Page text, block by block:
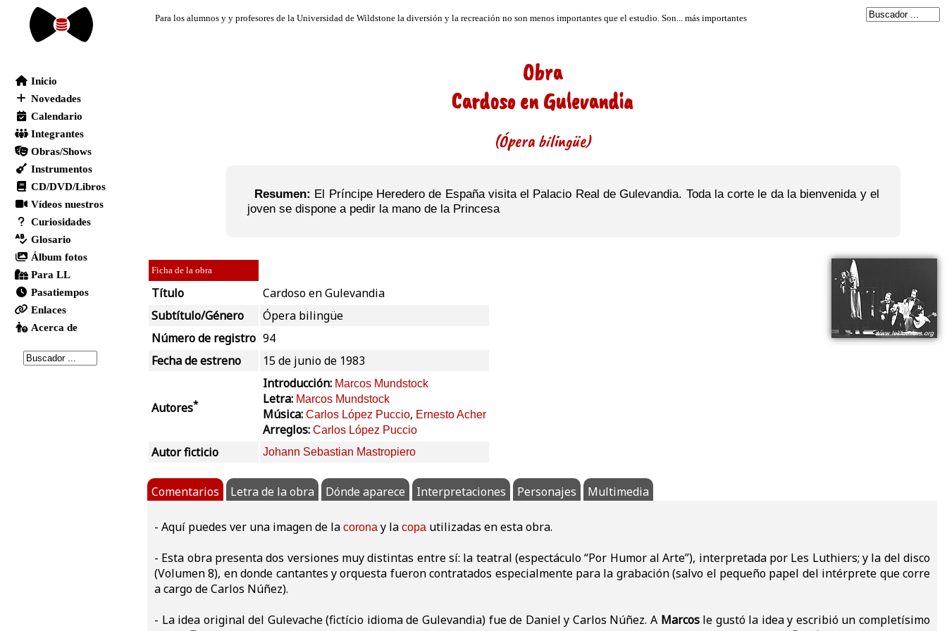
Obra
Cardoso en Gulevandia
(Ópera bilingüe)
Resumen: El Príncipe Heredero de España visita el Palacio Real de Gulevandia. Toda la corte le da la bienvenida y el
joven se dispone a pedir la mano de la Princesa
Ficha de la obra
Título
Cardoso en Gulevandia
Subtítulo/Género
Ópera bilingüe
Número de registro 94
Fecha de estreno
15 de junio de 1983
Autores*
Introducción: Marcos Mundstock
Letra: Marcos Mundstock
Música: Carlos López Puccio, Ernesto Acher
Arreglos: Carlos López Puccio
Autor ficticio Johann Sebastian Mastropiero
Comentarios Letra de la obra Dónde aparece Interpretaciones Personajes Multimedia
- Aquí puedes ver una imagen de la corona y la copa utilizadas en esta obra.
- Esta obra presenta dos versiones muy distintas entre sí: la teatral (espectáculo “Por Humor al Arte”), interpretada por Les Luthiers; y la del disco
(Volumen 8), en donde cantantes y orquesta fueron contratados especialmente para la grabación (salvo el pequeño papel del intérprete que corre
a cargo de Carlos Núñez).
- La idea original del Gulevache (fictício idioma de Gulevandia) fue de Daniel y Carlos Núñez. A Marcosle gustó la idea y escribió un completísimo